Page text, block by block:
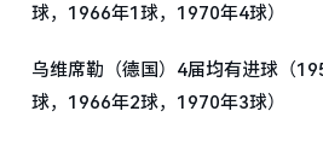
球，1966年1球，1970年4球）
乌维席勒（德国）4届均有进球（
球，1966年2球，1970年3球）